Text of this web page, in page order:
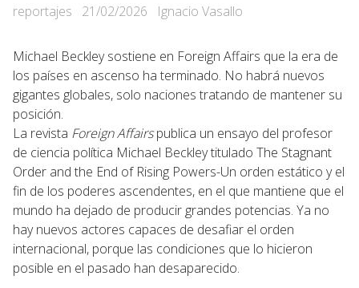
Categories
reportajes
Posted
21/02/2026 Ignacio Vasallo
Michael Beckley sostiene en Foreign Affairs que la era de
los países en ascenso ha terminado. No habrá nuevos
gigantes globales, solo naciones tratando de mantener su
posición.
La revista Foreign Affairspublica un ensayo del profesor
de ciencia política Michael Beckley titulado The Stagnant
Order and the End of Rising Powers-Un orden estático y el
fin de los poderes ascendentes, en el que mantiene que el
mundo ha dejado de producir grandes potencias. Ya no
hay nuevos actores capaces de desafiar el orden
internacional, porque las condiciones que lo hicieron
posible en el pasado han desaparecido.